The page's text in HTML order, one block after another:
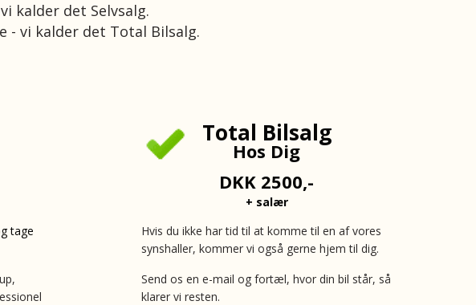
kalder det Selvsalg.
- vi kalder det Total Bilsalg.
tage
Total Bilsalg
Hos Dig
DKK 2500,-
+ salær
Hvis du ikke har tid til at komme til en af vores
synshaller, kommer vi også gerne hjem til dig.
Send os en e-mail og fortæl, hvor din bil står, så
klarer vi resten.